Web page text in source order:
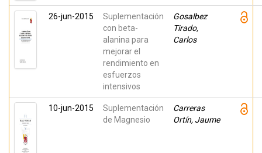
26-jun-2015
Suplementación
con beta-
alanina para
mejorar el
rendimiento en
esfuerzos
intensivos
Gosalbez
Tirado,
Carlos
10-jun-2015
Suplementación
de Magnesio
Carreras
Ortín, Jaume